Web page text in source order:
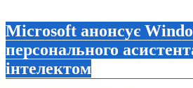
Microsoft анонсує
персонального
інтелектом